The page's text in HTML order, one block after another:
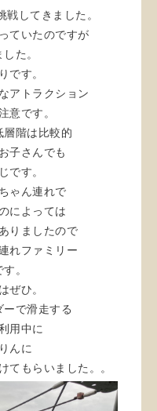
戦してきました。
ていたのですが
た。
です。
アトラクション
意です。
層階は比較的
子さんでも
です。
ゃん連れで
によっては
りましたので
れファミリー
。
ぜひ。
で滑走する
用中に
んに
てもらいました。。